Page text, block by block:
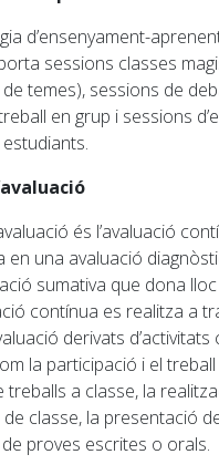
d’ensenyament-
sessions classes
temes), sessions de
en grup i sessions
és l’avaluació
en una avaluació
sumativa que dona
contínua es realitza a
derivats
la participació i el
treballs a classe, la
classe, la presentació
proves escrites o orals.